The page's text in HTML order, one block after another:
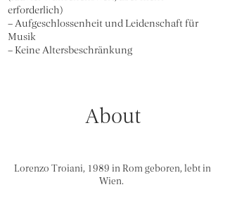
erforderlich)
– Aufgeschlossenheit und Leidenschaft für
Musik
– Keine Altersbeschränkung
About
Lorenzo Troiani, 1989 in Rom geboren, lebt in
Wien.